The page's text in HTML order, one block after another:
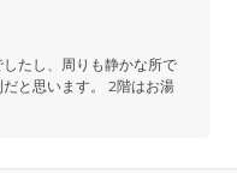
たし、周りも静かな所で
と思います。 2階はお湯